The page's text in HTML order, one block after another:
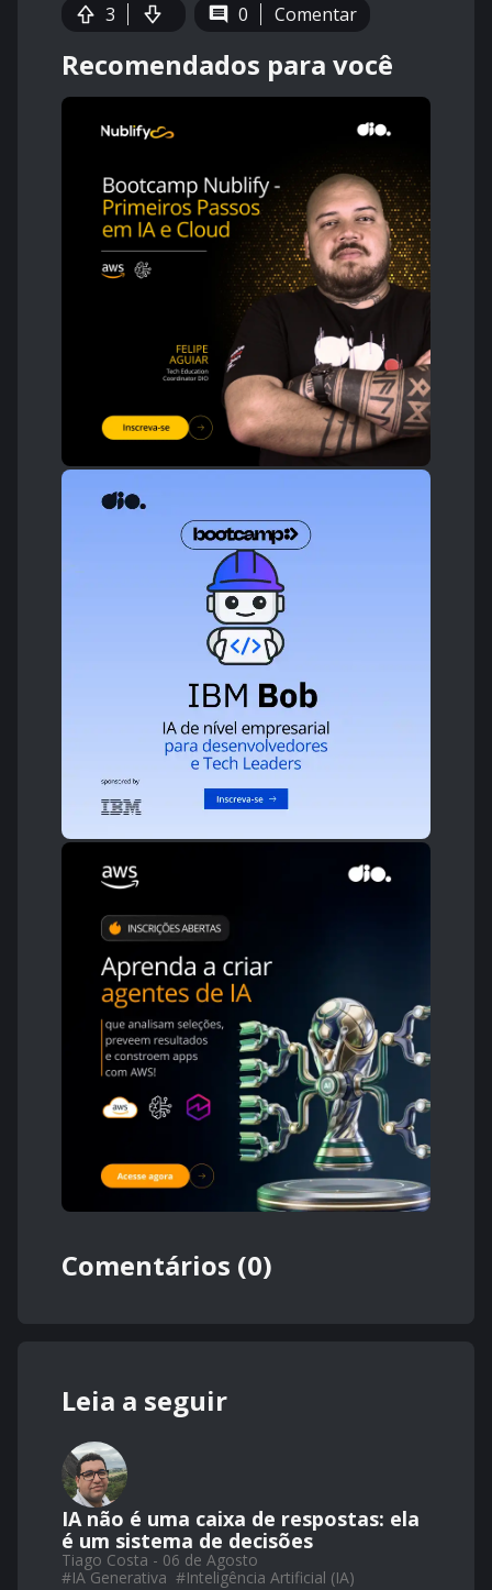
3 0 Comentar
Recomendados para você
Comentários (0)
Leia a seguir
IA não é uma caixa de respostas: ela
é um sistema de decisões
Tiago Costa - 06 de Agosto
#IA Generativa #Inteligência Artificial (IA)